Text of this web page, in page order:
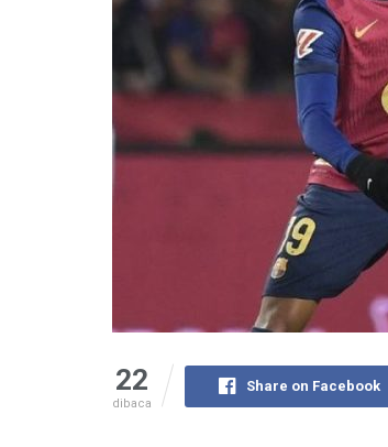
22
dibaca
Share on Facebook